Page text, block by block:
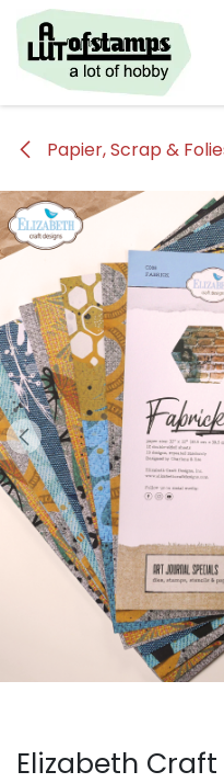
Overslaan naar inhoud
Papier, Scrap &
Elizabeth